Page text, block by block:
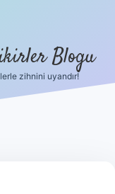
Blogu
zihnini uyandır!